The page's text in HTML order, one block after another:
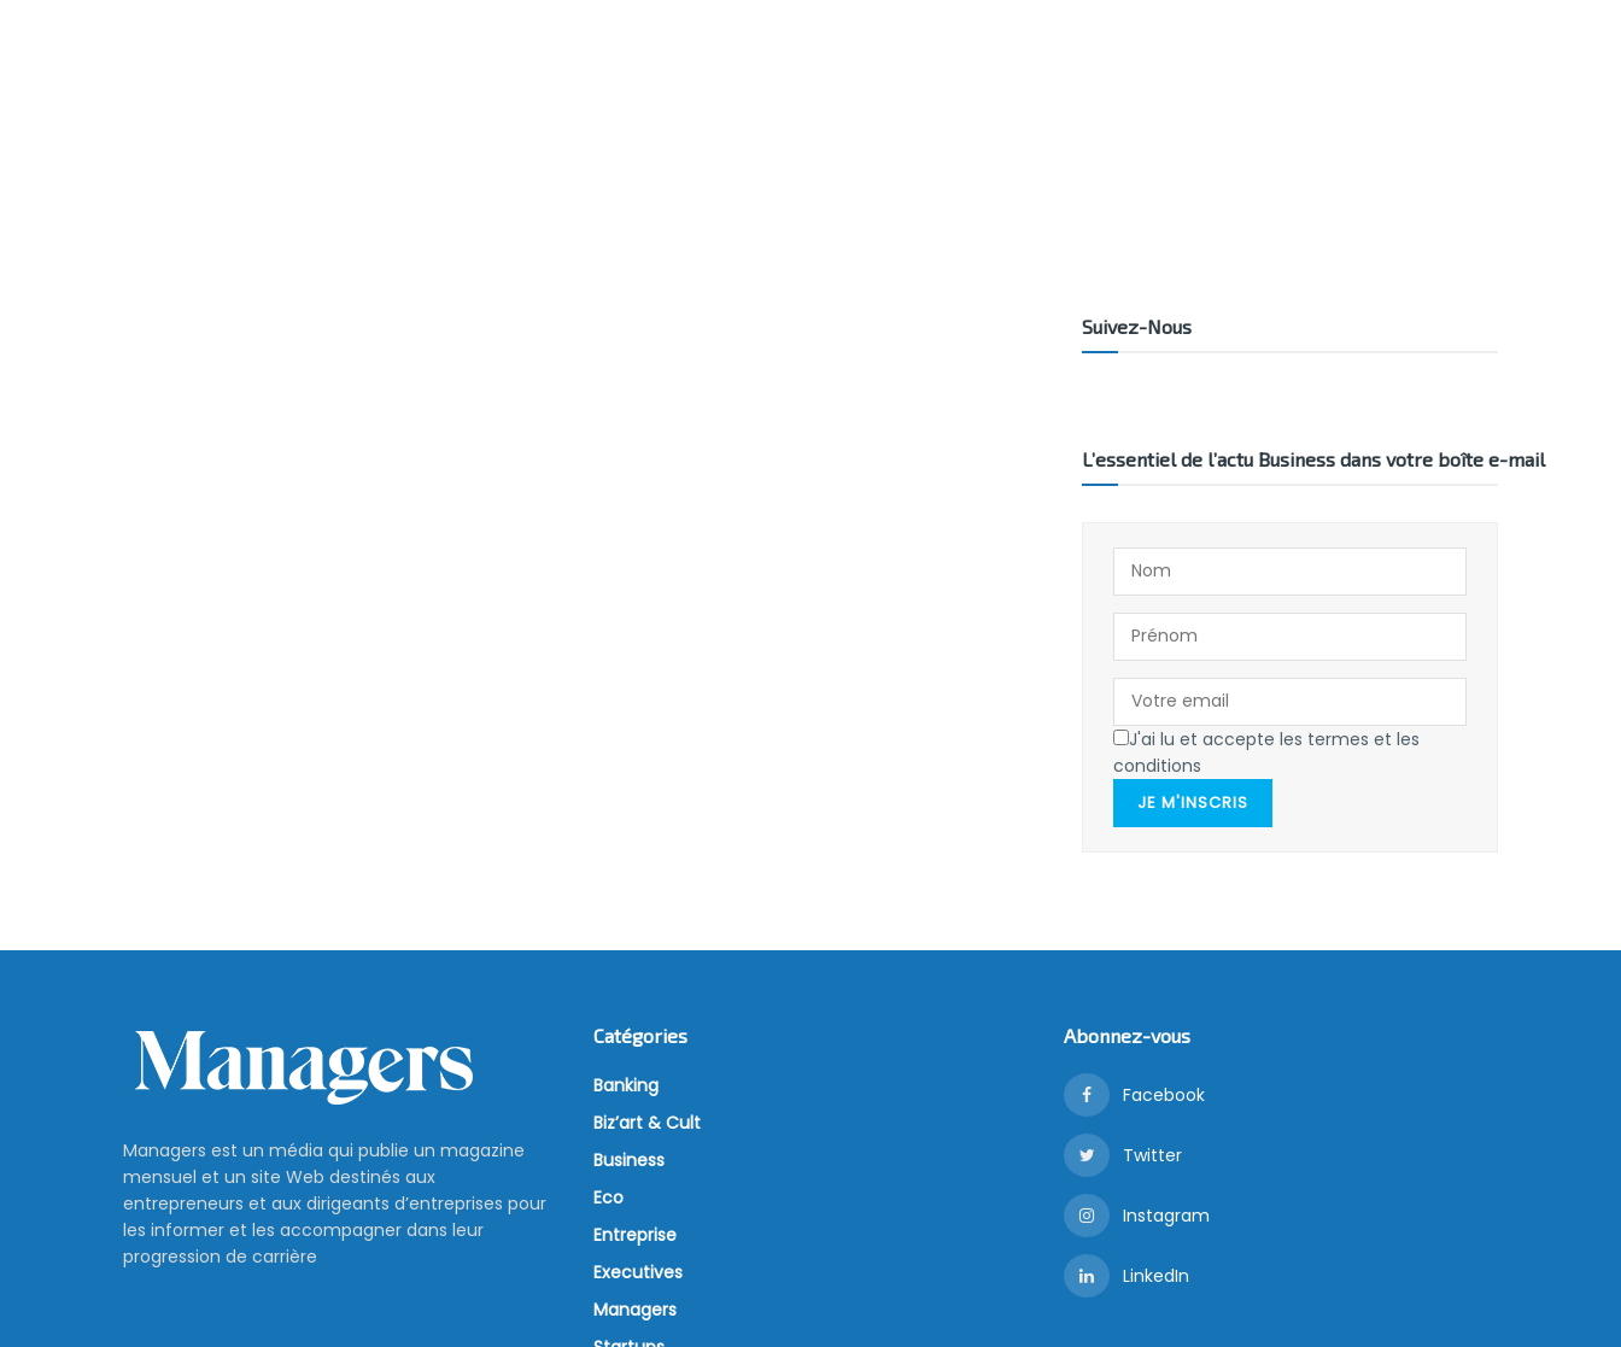
Suivez-Nous
L’essentiel de l’actu Business dans votre boîte e-mail
J'ai lu et accepte les termes et les
conditions
JE M'INSCRIS
Managers est un média qui publie un magazine
mensuel et un site Web destinés aux
entrepreneurs et aux dirigeants d’entreprises pour
les informer et les accompagner dans leur
progression de carrière
Catégories
Banking
Biz’art & Cult
Business
Eco
Entreprise
Executives
Managers
Abonnez-vous
Facebook
Twitter
Instagram
LinkedIn